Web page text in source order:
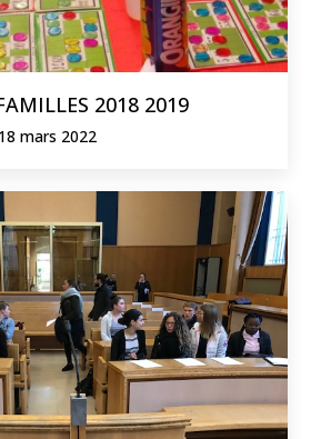
2018 2019
18 mars 2022